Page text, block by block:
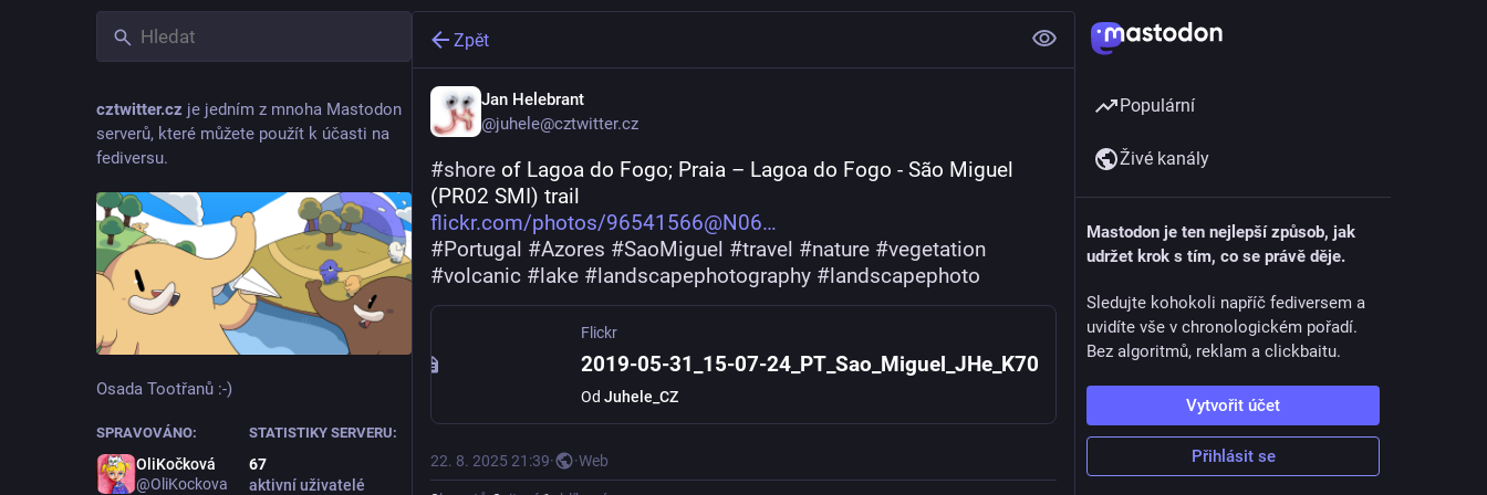
cztwitter.cz je jedním z mnoha Mastodon
serverů, které můžete použít k účasti na
fediversu.
Osada Tootřanů :-)
SPRAVOVÁNO:
OliKočková
@OliKockova
STATISTIKY SERVERU:
67
aktivní uživatelé
Zpět
Jan Helebrant
@juhele@cztwitter.cz
#shore of Lagoa do Fogo; Praia – Lagoa do Fogo - São Miguel
(PR02 SMI) trail
flickr.com/photos/96541566@N06
#Portugal #Azores #SaoMiguel #travel #nature #vegetation
#volcanic #lake #landscapephotography #landscapephoto
Flickr
2019-05-31_15-07-24_PT_Sao_Miguel_JHe_K70
Od Juhele_CZ
22. 8. 2025 21:39· ·Web
Populární
Živé kanály
Mastodon je ten nejlepší způsob, jak
udržet krok s tím, co se právě děje.
Sledujte kohokoli napříč fediversem a
uvidíte vše v chronologickém pořadí.
Bez algoritmů, reklam a clickbaitu.
Vytvořit účet
Přihlásit se